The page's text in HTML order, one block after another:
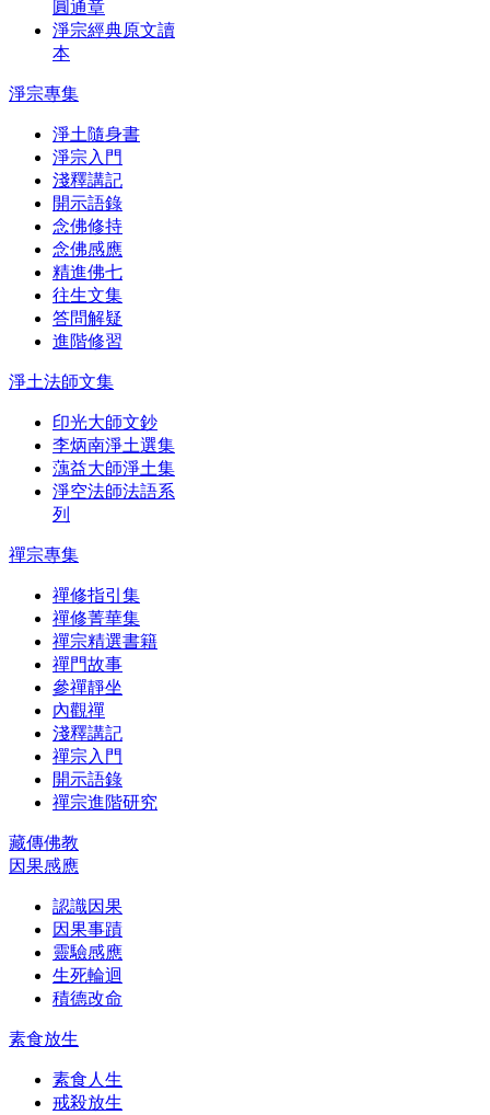
圓通章
淨宗經典原文讀
本
淨宗專集
淨土隨身書
淨宗入門
淺釋講記
開示語錄
念佛修持
念佛感應
精進佛七
往生文集
答問解疑
進階修習
淨土法師文集
印光大師文鈔
李炳南淨土選集
蕅益大師淨土集
淨空法師法語系
列
禪宗專集
禪修指引集
禪修菁華集
禪宗精選書籍
禪門故事
參禪靜坐
內觀禪
淺釋講記
禪宗入門
開示語錄
禪宗進階研究
藏傳佛教
因果感應
認識因果
因果事蹟
靈驗感應
生死輪迴
積德改命
素食放生
素食人生
戒殺放生